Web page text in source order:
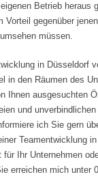
Betrieb heraus
Vorteil gegenüber
müssen.
in Düsseldorf
in den Räumen des
Ihnen ausgesuchten
und unverbindlichen
ich Sie gern
Teamentwicklung
für Ihr Unternehmen
erreichen mich unter